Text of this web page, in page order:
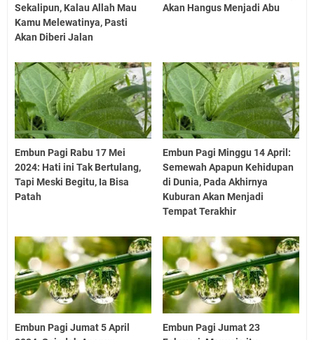
Sekalipun, Kalau Allah Mau
Kamu Melewatinya, Pasti
Akan Diberi Jalan
Akan Hangus Menjadi Abu
Embun Pagi Rabu 17 Mei
2024: Hati ini Tak Bertulang,
Tapi Meski Begitu, Ia Bisa
Patah
Embun Pagi Minggu 14 April:
Semewah Apapun Kehidupan
di Dunia, Pada Akhirnya
Kuburan Akan Menjadi
Tempat Terakhir
Embun Pagi Jumat 5 April
Embun Pagi Jumat 23